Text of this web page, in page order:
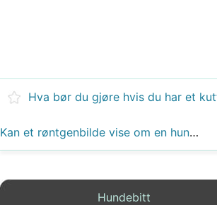
Kan et røntgenbilde vise om en hund svelger ved?
Hundebitt